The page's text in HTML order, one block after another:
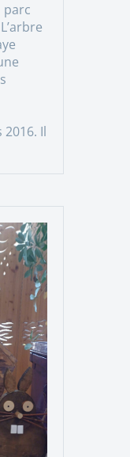
parc
Il